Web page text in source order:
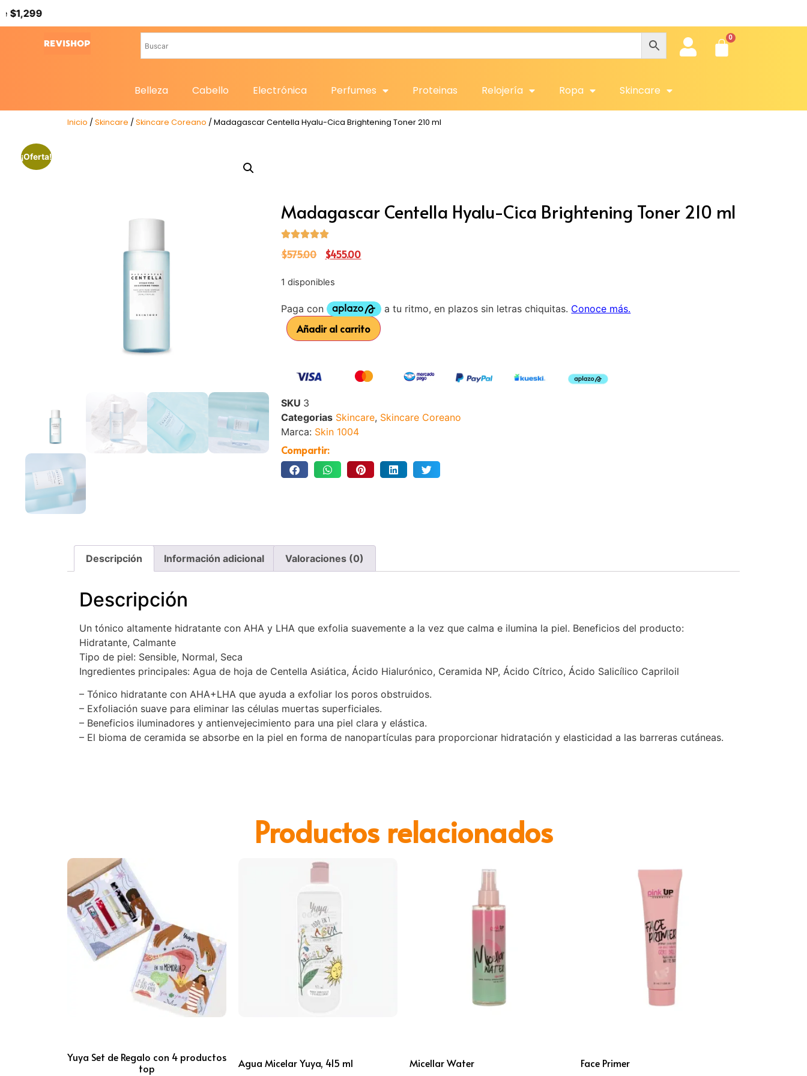
Belleza Cabello Electrónica Perfumes Proteinas Relojería Ropa Skincare
Inicio / Skincare / Skincare Coreano / Madagascar Centella Hyalu-Cica Brightening Toner 210 ml
¡Oferta!
Madagascar Centella Hyalu-Cica Brightening Toner 210 ml
$575.00 $455.00
1 disponibles
Añadir al carrito
SKU 3
Categorias Skincare, Skincare Coreano
Marca: Skin 1004
Compartir:
Descripción Información adicional Valoraciones (0)
Descripción
Un tónico altamente hidratante con AHA y LHA que exfolia suavemente a la vez que calma e ilumina la piel. Beneficios del producto:
Hidratante, Calmante
Tipo de piel: Sensible, Normal, Seca
Ingredientes principales: Agua de hoja de Centella Asiática, Ácido Hialurónico, Ceramida NP, Ácido Cítrico, Ácido Salicílico Capriloil
– Tónico hidratante con AHA+LHA que ayuda a exfoliar los poros obstruidos.
– Exfoliación suave para eliminar las células muertas superficiales.
– Beneficios iluminadores y antienvejecimiento para una piel clara y elástica.
– El bioma de ceramida se absorbe en la piel en forma de nanopartículas para proporcionar hidratación y elasticidad a las barreras cutáneas.
Productos relacionados
Yuya Set de Regalo con 4 productos
top
Agua Micelar Yuya, 415 ml Micellar Water Face Primer